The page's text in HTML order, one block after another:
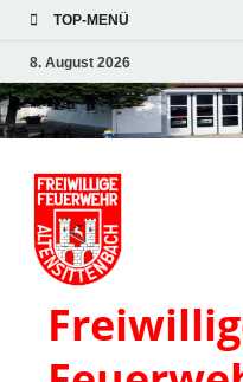
TOP-MENÜ
8. August 2026